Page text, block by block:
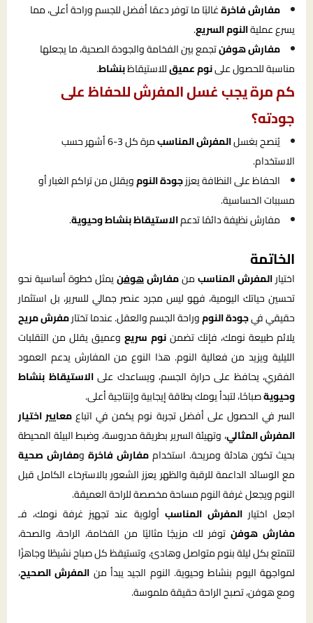
مفارش فاخرةغالبًا ما توفر دعمًا أفضل للجسم وراحة أعلى، مما
يسرع عمليةالنوم السريع.
مفارش هوفنتجمع بين الفخامة والجودة الصحية، ما يجعلها
مناسبة للحصول علىنوم عميقللاستيقاظبنشاط.
كم مرة يجب غسل المفرش للحفاظ على
جودته؟
يُنصح بغسلالمفرش المناسب
مرة كل 3-6 أشهر حسب
الاستخدام.
الحفاظ على النظافة يعززجودة النومويقلل من تراكم الغبار أو
مسببات الحساسية.
مفارش نظيفة دائمًا تدعمالاستيقاظ بنشاط وحيوية.
الخاتمة
اختيارالمفرش المناسبمنمفارشهوفنيمثل خطوة أساسية نحو
تحسين حياتك اليومية، فهو ليس مجرد عنصر جمالي للسرير، بل استثمار
حقيقي فيجودة النوموراحة الجسم والعقل. عندما تختارمفرش مريح
يلائم طبيعة نومك، فإنك تضمننوم سريع وعميق يقلل من التقلبات
الليلية ويزيد من فعالية النوم. هذا النوع من المفارش يدعم العمود
الفقري، يحافظ على حرارة الجسم، ويساعدك علىالاستيقاظ بنشاط
وحيويةصباحًا، لتبدأ يومك بطاقة إيجابية وإنتاجية أعلى.
السر في الحصول على أفضل تجربة نوم يكمن في اتباعمعايير اختيار
المفرش المثالي، وتهيئة السرير بطريقة مدروسة، وضبط البيئة المحيطة
بحيث تكون هادئة ومريحة. استخداممفارش فاخرة ومفارش صحية
مع الوسائد الداعمة للرقبة والظهر يعزز الشعور بالاسترخاء الكامل قبل
النوم ويجعل غرفة النوم مساحة مخصصة للراحة العميقة.
اجعل اختيارالمفرش المناسب أولوية عند تجهيز غرفة نومك، فـ
مفارش هوفنتوفر لك مزيجًا مثاليًا من الفخامة، الراحة، والصحة،
لتتمتع بكل ليلة بنوم متواصل وهادئ، وتستيقظ كل صباح نشيطًا وجاهزًا
لمواجهة اليوم بنشاط وحيوية. النوم الجيد يبدأ من المفرش الصحيح،
ومع هوفن، تصبح الراحة حقيقة ملموسة.